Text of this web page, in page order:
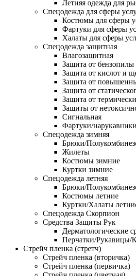
Летняя одежда для
Спецодежда для сферы
Костюмы для сферы
Фартуки для сферы
Халаты для сферы
Спецодежда защитная
Влагозащитная
Защита от бензопилы
Защита от кислот и
Защита от
Защита от
Защита от
Защиты от
Сигнальная
Фартуки/
Спецодежда зимняя
Брюки/
Жилеты
Костюмы зимние
Куртки зимние
Спецодежда летняя
Брюки/
Костюмы летние
Куртки/Халаты
Спецодежда Скорпион
Средства Защиты Рук
Дерматологические
Перчатки/Рукавицы/
Стрейч пленка (стретч)
Стрейч пленка (вторичка)
Стрейч пленка (первичка)